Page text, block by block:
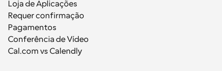
Loja de Aplicações
Requer confirmação
Pagamentos
Conferência de Vídeo
Cal.com vs Calendly